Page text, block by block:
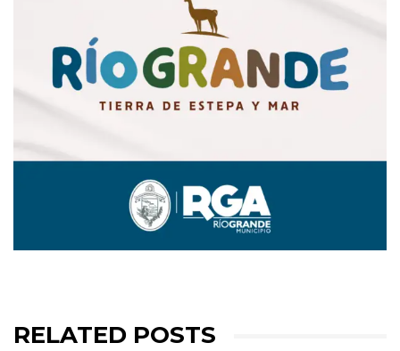
RELATED POSTS